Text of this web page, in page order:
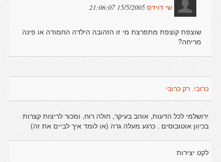
שי דוידס 15/5/2005 21:06:07
שוצפת קוצפת מתפרצת מי זו הזהובה הילדה החמודה או פינה
מריחה?
כרובי. רק כרובי
ירושלמי לכל הדעות, אוהב בעיקר, חולה רוח, ומכור לריצות קצרות
בכיוון אוטובוסים . כרגע מעלה גרה (או לומד איך לביים את זה)
לקט יצירות